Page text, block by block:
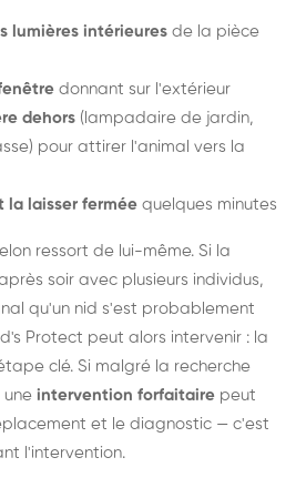
lumières intérieures de la pièce
donnant sur l'extérieur
dehors (lampadaire de jardin,
pour attirer l'animal vers la
la laisser fermée quelques minutes
ressort de lui-même. Si la
soir avec plusieurs individus,
qu'un nid s'est probablement
Protect peut alors intervenir : la
clé. Si malgré la recherche
une intervention forfaitaire peut
et le diagnostic — c'est
l'intervention.